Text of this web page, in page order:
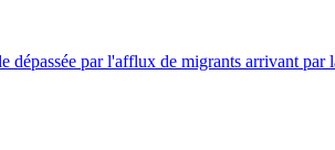
dépassée par l'afflux de migrants arrivant par